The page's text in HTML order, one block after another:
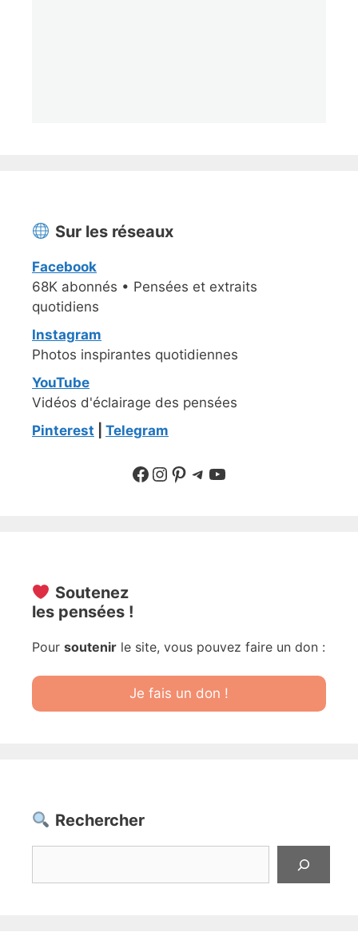
Sur les réseaux
Facebook
68K abonnés • Pensées et extraits
quotidiens
Instagram
Photos inspirantes quotidiennes
YouTube
Vidéos d'éclairage des pensées
Pinterest
Telegram
Suivre sur Facebook
Suivre sur Instagram
Pinterest
Sur Telegram
YouTube
Soutenez
les pensées !
Pour soutenir le site, vous pouvez faire un don :
Je fais un don !
Rechercher